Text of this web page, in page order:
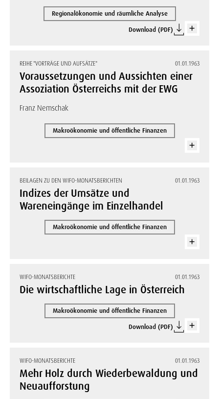
Regionalökonomie und räumliche Analyse
Download (PDF)
REIHE "VORTRÄGE UND AUFSÄTZE" 01.01.1963
Voraussetzungen und Aussichten einer
Assoziation Österreichs mit der EWG
Franz Nemschak
Makroökonomie und öffentliche Finanzen
BEILAGEN ZU DEN WIFO-MONATSBERICHTEN 01.01.1963
Indizes der Umsätze und
Wareneingänge im Einzelhandel
Makroökonomie und öffentliche Finanzen
WIFO-MONATSBERICHTE 01.01.1963
Die wirtschaftliche Lage in Österreich
Makroökonomie und öffentliche Finanzen
Download (PDF)
WIFO-MONATSBERICHTE 01.01.1963
Mehr Holz durch Wiederbewaldung und
Neuaufforstung